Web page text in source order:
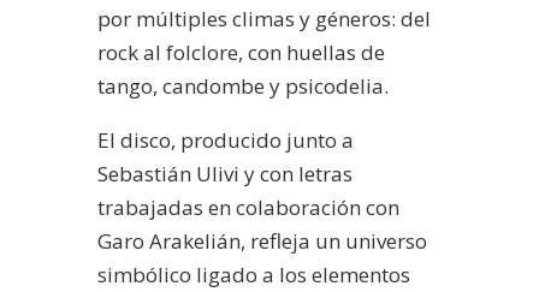
por múltiples climas y géneros: del
rock al folclore, con huellas de
tango, candombe y psicodelia.
El disco, producido junto a
Sebastián Ulivi y con letras
trabajadas en colaboración con
Garo Arakelián, refleja un universo
simbólico ligado a los elementos